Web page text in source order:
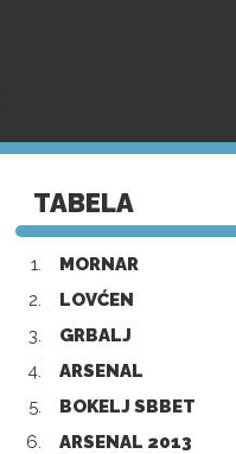
TABELA
1. MORNAR
2.
LOVĆEN
3.
GRBALJ
4.
ARSENAL
5.
BOKELJ SBBET
6.
ARSENAL 2013